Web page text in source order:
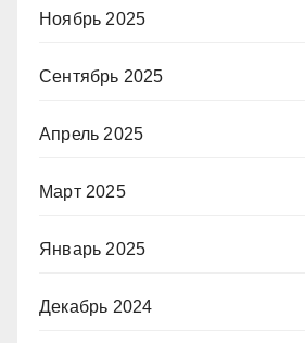
Ноябрь 2025
Сентябрь 2025
Апрель 2025
Март 2025
Январь 2025
Декабрь 2024